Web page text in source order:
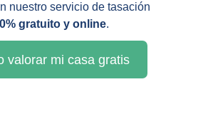
valorar mi casa gratis
nuestro servicio de tasación
gratuito y online.